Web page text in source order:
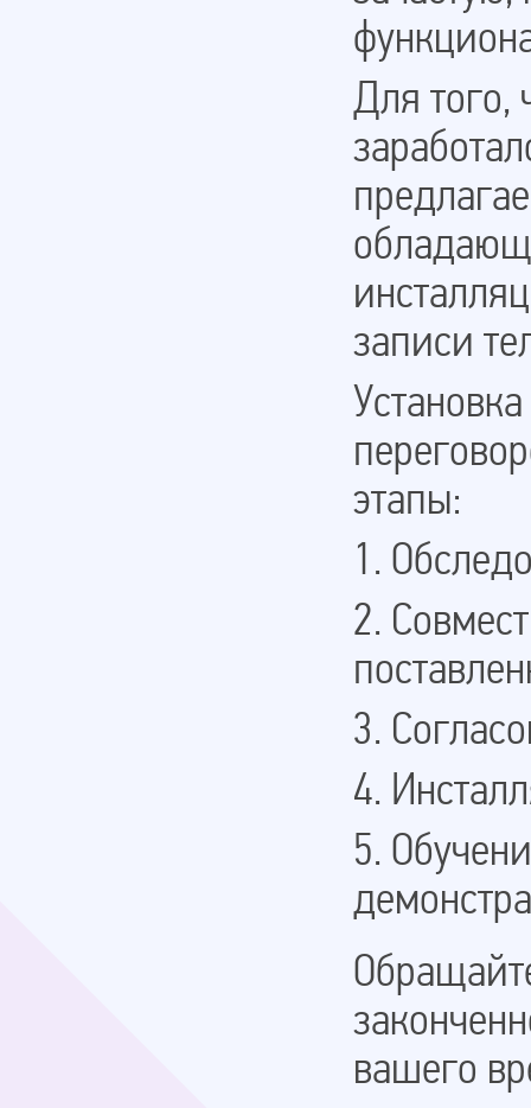
Для того,
записи
этапы:
1.
2.
3.
4.
5.
вашего